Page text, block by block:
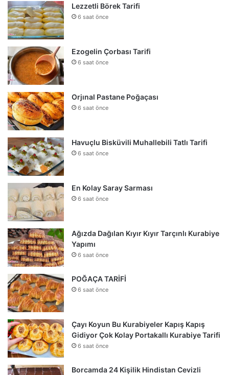
Lezzetli Börek Tarifi
6 saat önce
Ezogelin Çorbası Tarifi
6 saat önce
Orjınal Pastane Poğaçası
6 saat önce
Havuçlu Bisküvili Muhallebili Tatlı Tarifi
6 saat önce
En Kolay Saray Sarması
6 saat önce
Ağızda Dağılan Kıyır Kıyır Tarçınlı Kurabiye
Yapımı
6 saat önce
POĞAÇA TARİFİ
6 saat önce
Çayı Koyun Bu Kurabiyeler Kapış Kapış
Gidiyor Çok Kolay Portakallı Kurabiye Tarifi
6 saat önce
Borcamda 24 Kişilik Hindistan Cevizli